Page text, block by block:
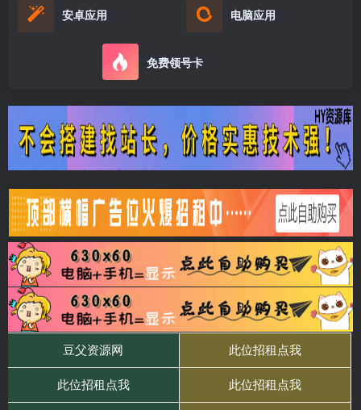
安卓应用 电脑应用
免费领号卡